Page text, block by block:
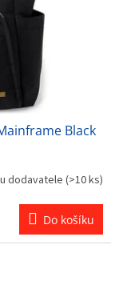
Black
dodavatele (>10 ks)
Do košíku